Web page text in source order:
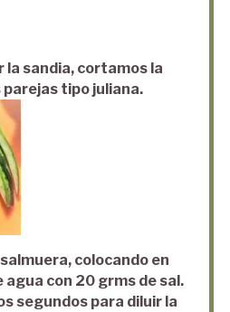
la sandia, cortamos la
tipo juliana.
colocando en
agua con 20 grms de sal.
segundos para diluir la